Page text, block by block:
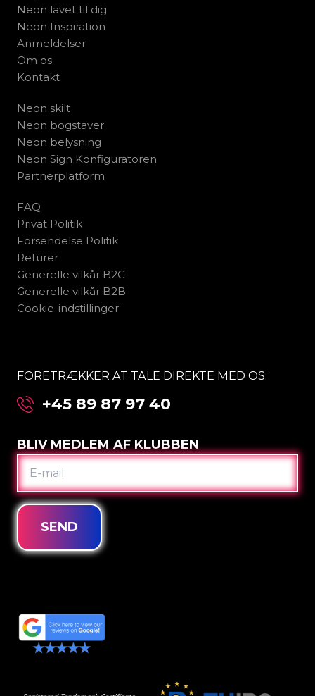
Neon lavet til dig
Neon Inspiration
Anmeldelser
Om os
Kontakt
Neon skilt
Neon bogstaver
Neon belysning
Neon Sign Konfiguratoren
Partnerplatform
FAQ
Privat Politik
Forsendelse Politik
Returer
Generelle vilkår B2C
Generelle vilkår B2B
Cookie-indstillinger
FORETRÆKKER AT TALE DIREKTE MED OS:
+45 89 87 97 40
BLIV MEDLEM AF KLUBBEN
E-
MAIL
SEND